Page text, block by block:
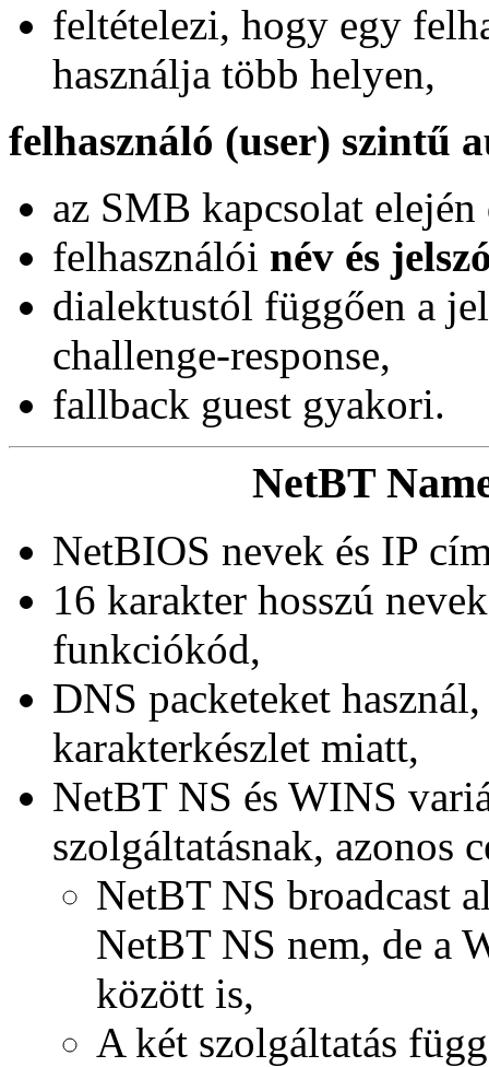
feltételezi, hogy egy
használja több helyen,
felhasználó (user) szintű
az SMB kapcsolat
felhasználói név és
dialektustól függően a
challenge-response,
fallback guest gyakori.
NetBT
NetBIOS nevek és IP
16 karakter hosszú
funkciókód,
DNS packeteket
karakterkészlet miatt,
NetBT NS és WINS
szolgáltatásnak, azonos
NetBT NS broadcast
NetBT NS nem, de a
között is,
A két szolgáltatás